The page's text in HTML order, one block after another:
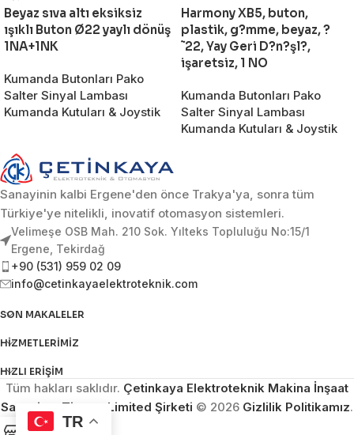
Beyaz sıva altı eksiksiz
ışıklı Buton Ø22 yaylı dönüş
1NA+1NK
Kumanda Butonları Pako
Salter Sinyal Lambası
Kumanda Kutuları & Joystik
Harmony XB5, buton,
plastik, g?mme, beyaz, ?
˜22, Yay Geri D?n?şl?,
işaretsiz, 1 NO
Kumanda Butonları Pako
Salter Sinyal Lambası
Kumanda Kutuları & Joystik
Sanayinin kalbi Ergene'den önce Trakya'ya, sonra tüm
Türkiye'ye nitelikli, inovatif otomasyon sistemleri.
Velimeşe OSB Mah. 210 Sok. Yılteks Topluluğu No:15/1
Ergene, Tekirdağ
+90 (531) 959 02 09
info@cetinkayaelektroteknik.com
SON MAKALELER
HIZMETLERIMIZ
HIZLI ERIŞIM
Tüm hakları saklıdır. Çetinkaya Elektroteknik Makina İnşaat
Sanayi ve Ticaret Limited Şirketi © 2026 Gizlilik Politikamız.
TR